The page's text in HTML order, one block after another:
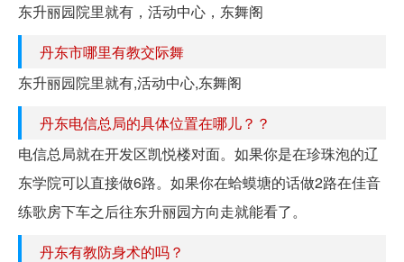
东升丽园院里就有，活动中心，东舞阁
丹东市哪里有教交际舞
东升丽园院里就有,活动中心,东舞阁
丹东电信总局的具体位置在哪儿？？
电信总局就在开发区凯悦楼对面。如果你是在珍珠泡的辽
东学院可以直接做6路。如果你在蛤蟆塘的话做2路在佳音
练歌房下车之后往东升丽园方向走就能看了。
丹东有教防身术的吗？